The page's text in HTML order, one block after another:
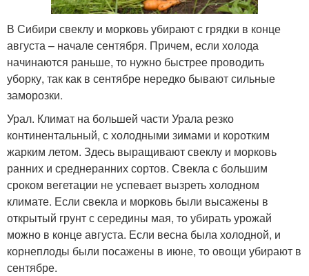
В Сибири свеклу и морковь убирают с грядки в конце
августа – начале сентября. Причем, если холода
начинаются раньше, то нужно быстрее проводить
уборку, так как в сентябре нередко бывают сильные
заморозки.
Урал. Климат на большей части Урала резко
континентальный, с холодными зимами и коротким
жарким летом. Здесь выращивают свеклу и морковь
ранних и среднеранних сортов. Свекла с большим
сроком вегетации не успевает вызреть холодном
климате. Если свекла и морковь были высажены в
открытый грунт с середины мая, то убирать урожай
можно в конце августа. Если весна была холодной, и
корнеплоды были посажены в июне, то овощи убирают в
сентябре.